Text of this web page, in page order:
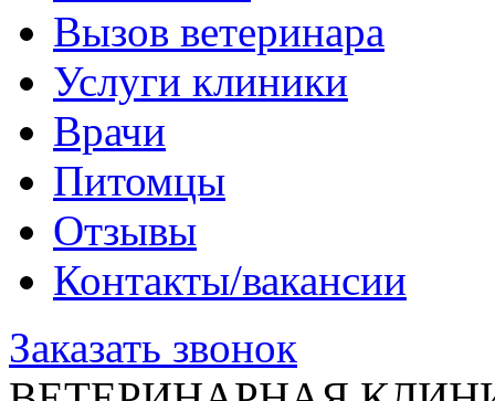
Вызов ветеринара
Услуги клиники
Врачи
Питомцы
Отзывы
Контакты/вакансии
Заказать звонок